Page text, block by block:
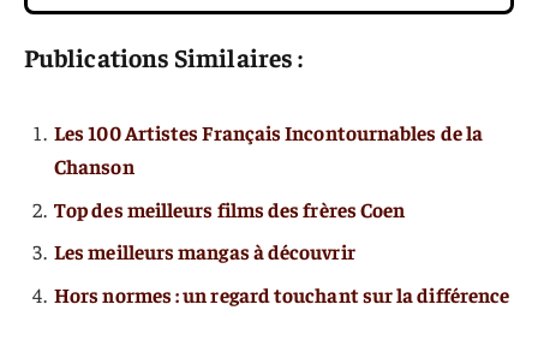
Publications Similaires :
Les 100 Artistes Français Incontournables de la
Chanson
Top des meilleurs films des frères Coen
Les meilleurs mangas à découvrir
Hors normes : un regard touchant sur la différence